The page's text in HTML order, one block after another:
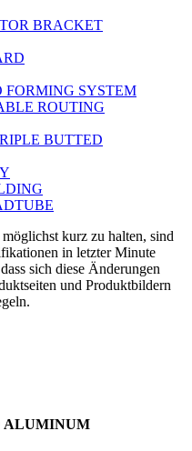
BRACKET
FORMING SYSTEM
ROUTING
BUTTED
kurz zu halten, sind
in letzter Minute
sich diese Änderungen
und Produktbildern
ALUMINUM